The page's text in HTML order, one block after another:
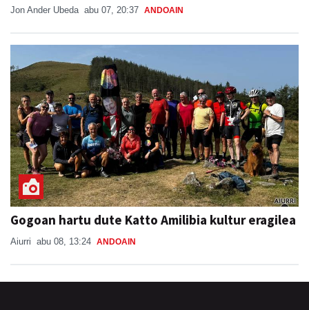
Jon Ander Ubeda abu 07, 20:37 ANDOAIN
Gogoan hartu dute Katto Amilibia kultur eragilea
Aiurri abu 08, 13:24 ANDOAIN